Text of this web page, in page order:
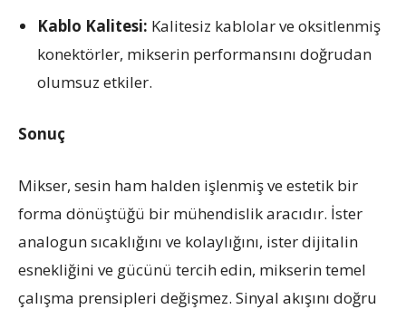
Kablo Kalitesi: Kalitesiz kablolar ve oksitlenmiş
konektörler, mikserin performansını doğrudan
olumsuz etkiler.
Sonuç
Mikser, sesin ham halden işlenmiş ve estetik bir
forma dönüştüğü bir mühendislik aracıdır. İster
analogun sıcaklığını ve kolaylığını, ister dijitalin
esnekliğini ve gücünü tercih edin, mikserin temel
çalışma prensipleri değişmez. Sinyal akışını doğru